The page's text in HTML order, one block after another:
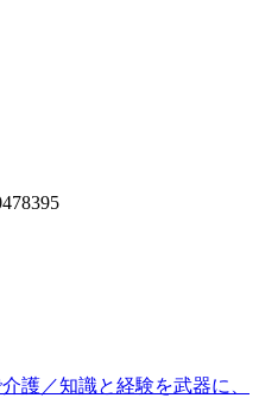
護／知識と経験を武器に、